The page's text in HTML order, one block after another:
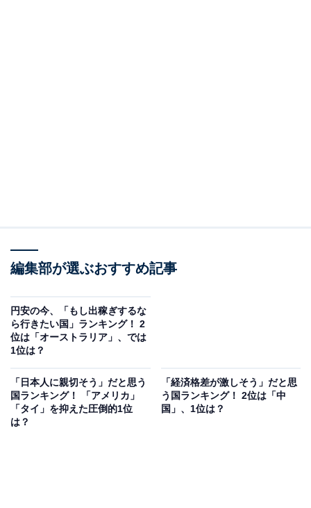
編集部が選ぶおすすめ記事
円安の今、「もし出稼ぎするな
ら行きたい国」ランキング！ 2
位は「オーストラリア」、では
1位は？
「日本人に親切そう」だと思う
国ランキング！ 「アメリカ」
「タイ」を抑えた圧倒的1位
は？
「経済格差が激しそう」だと思
う国ランキング！ 2位は「中
国」、1位は？